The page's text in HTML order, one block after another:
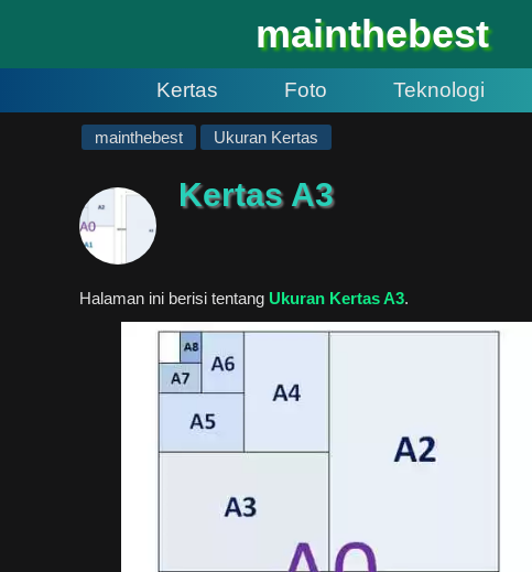
mainthebest
Kertas Foto Teknologi
mainthebest Ukuran Kertas
Kertas A3
Halaman ini berisi tentang Ukuran Kertas A3.